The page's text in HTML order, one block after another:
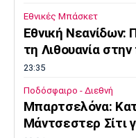
Εθνικές Μπάσκετ
Εθνική Νεανίδων:
τη Λιθουανία
23:35
Ποδόσφαιρο - Διεθνή
Μπαρτσελόνα:
Μάντσεστερ Σίτι